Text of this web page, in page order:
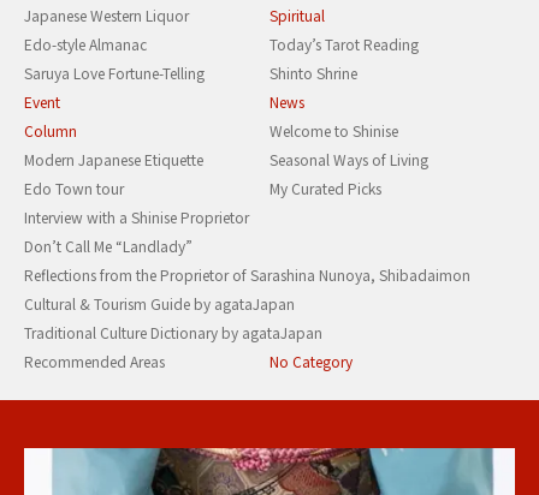
Japanese Western Liquor
Spiritual
Edo-style Almanac
Today’s Tarot Reading
Saruya Love Fortune-Telling
Shinto Shrine
Event
News
Column
Welcome to Shinise
Modern Japanese Etiquette
Seasonal Ways of Living
Edo Town tour
My Curated Picks
Interview with a Shinise Proprietor
Don’t Call Me “Landlady”
Reflections from the Proprietor of Sarashina Nunoya, Shibadaimon
Cultural & Tourism Guide by agataJapan
Traditional Culture Dictionary by agataJapan
Recommended Areas
No Category